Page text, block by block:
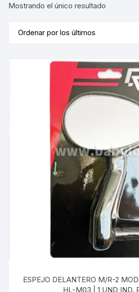
Mostrando el único resultado
ESPEJO DELANTERO M/R-2
HL-M03 | 1 UND IND.